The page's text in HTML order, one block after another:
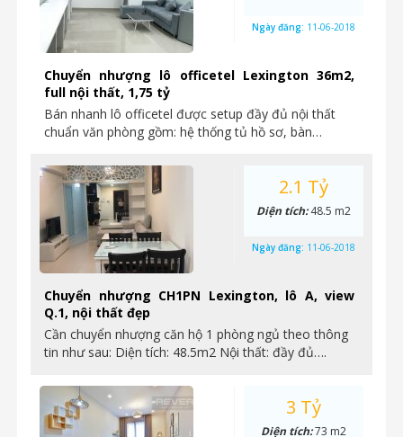
Chuyển nhượng lô officetel Lexington 36m2,
full nội thất, 1,75 tỷ
Bán nhanh lô officetel được setup đầy đủ nội thất
chuẩn văn phòng gồm: hệ thống tủ hồ sơ, bàn…
Ngày đăng: 11-06-2018
Chuyển nhượng CH1PN Lexington, lô A, view
Q.1, nội thất đẹp
Cần chuyển nhượng căn hộ 1 phòng ngủ theo thông
tin như sau: Diện tích: 48.5m2 Nội thất: đầy đủ….
2.1 Tỷ
Diện tích:48.5 m2
Ngày đăng: 11-06-2018
3 Tỷ
Diện tích:73 m2